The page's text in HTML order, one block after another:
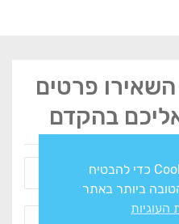
השאירו פרטים
בהקדם
אתר זה משתמש בקובצי Cookie כדי להבטיח
ביותר באתר
העוגיות